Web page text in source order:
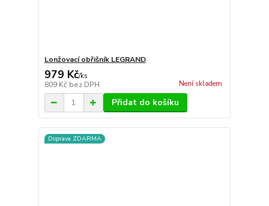
Lonžovací obřišník LEGRAND
979 Kč/ks
809 Kč bez DPH Není skladem
Přidat do košíku
Doprava ZDARMA